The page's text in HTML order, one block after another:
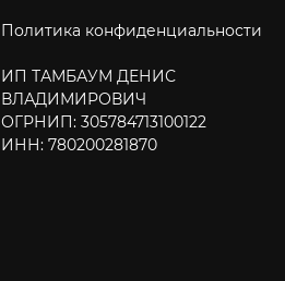
Политика конфиденциальности
ИП ТАМБАУМ ДЕНИС
ВЛАДИМИРОВИЧ
ОГРНИП: 305784713100122
ИНН: 780200281870